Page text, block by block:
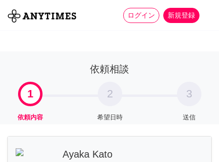
ログイン 新規登録
全て 家事 more_horiz
依頼相談
1
依頼内容
2
希望日時
3
送信
Ayaka Kato